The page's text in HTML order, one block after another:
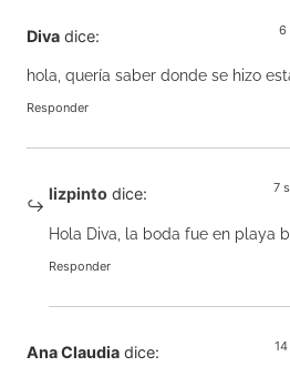
Diva dice: 6
hola, quería saber donde se hizo
Responder
lizpinto dice: 7
Hola Diva, la boda fue en playa
Responder
Ana Claudia dice: